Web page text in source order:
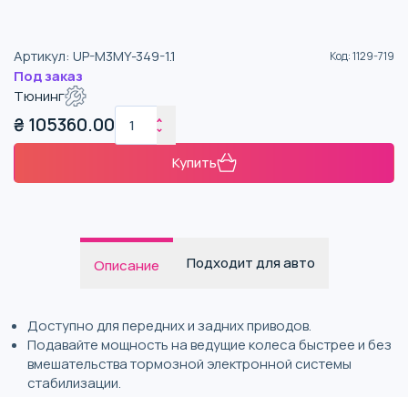
Артикул: UP-M3MY-349-1.1 Код:1129-719
Под заказ
Тюнинг
₴ 105360.00
Купить
Описание Подходит для авто
Доступно для передних и задних приводов.
Подавайте мощность на ведущие колеса быстрее и без
вмешательства тормозной электронной системы
стабилизации.